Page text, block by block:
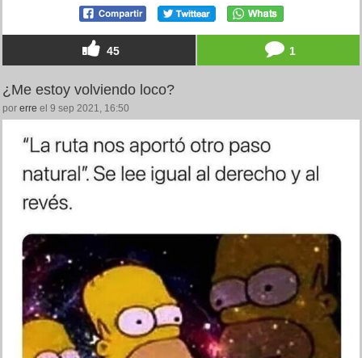
45 1
¿Me estoy volviendo loco?
por erre el 9 sep 2021, 16:50